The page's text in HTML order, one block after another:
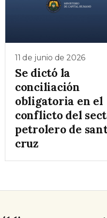
11 de junio de 2026
Se dictó la
conciliación
obligatoria en el
conflicto del
petrolero de
cruz